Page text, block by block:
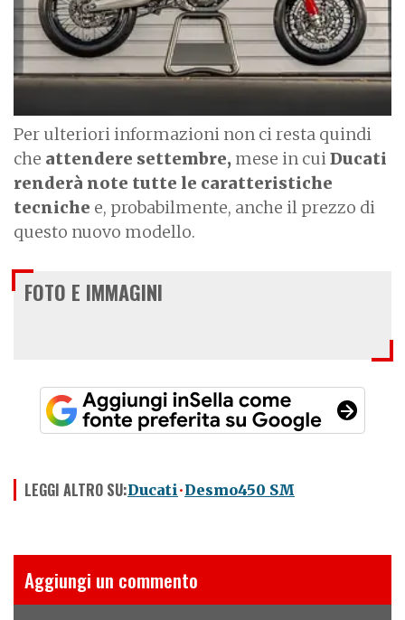
Per ulteriori informazioni non ci resta quindi
che attendere settembre, mese in cuiDucati
renderà note tutte le caratteristiche
tecniche e, probabilmente, anche il prezzo di
questo nuovo modello.
FOTO E IMMAGINI
LEGGI ALTRO SU:Ducati Desmo450 SM
Aggiungi un commento